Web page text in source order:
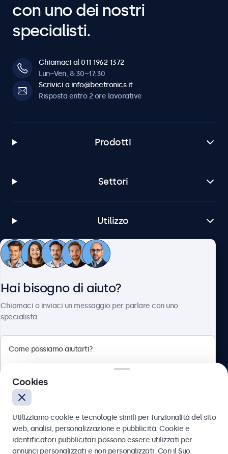
con uno dei nostri
specialisti.
Chiamaci al 011 1962 1372
Lun–Ven, 8:30–17:30
Scrivici a info@beetronics.it
Risposta entro 2 ore lavorative
Prodotti
Settori
Utilizzo
Servizio Clienti
Italiano
Hai bisogno di aiuto?
Chiamaci o inviaci un messaggio per parlare con uno
specialista.
Inviare
Cookies
Utilizziamo cookie e tecnologie simili per funzionalità del sito
web, analisi, personalizzazione e pubblicità. Cookie e
identificatori pubblicitari possono essere utilizzati per
annunci personalizzati e non personalizzati. Con il Suo